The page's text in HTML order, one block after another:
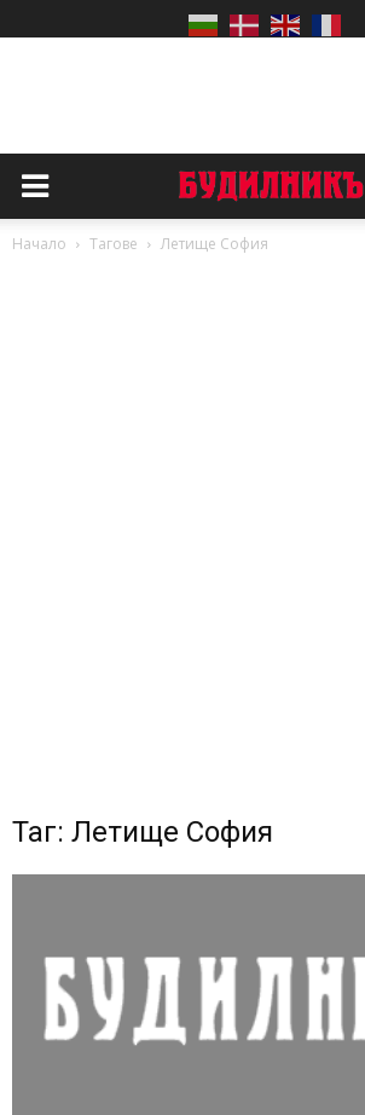
Начало Тагове Летище София
Таг: Летище София